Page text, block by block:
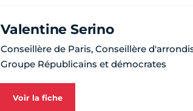
Valentine Serino
Conseillère de Paris, Conseillère
Groupe Républicains et démocrates
Voir la fiche